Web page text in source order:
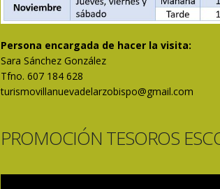
Persona encargada de hacer la visita:
Sara Sánchez González
Tfno. 607 184 628
turismovillanuevadelarzobispo@gmail.com
PROMOCIÓN TESOROS